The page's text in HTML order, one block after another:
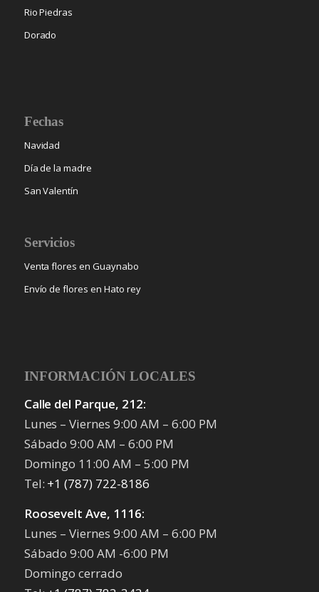
Rio Piedras
Dorado
Fechas
Navidad
Día de la madre
San Valentín
Servicios
Venta flores en Guaynabo
Envío de flores en Hato rey
INFORMACIÓN LOCALES
Calle del Parque, 212:
Lunes – Viernes 9:00 AM – 6:00 PM
Sábado 9:00 AM – 6:00 PM
Domingo 11:00 AM – 5:00 PM
Tel: +1 (787) 722-8186
Roosevelt Ave, 1116:
Lunes – Viernes 9:00 AM – 6:00 PM
Sábado 9:00 AM -6:00 PM
Domingo cerrado